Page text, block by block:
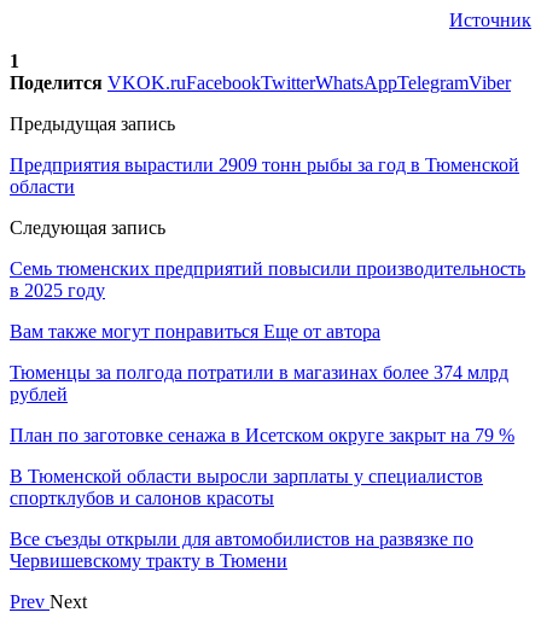
Источник
1
Поделится VKOK.ruFacebookTwitterWhatsAppTelegramViber
Предыдущая запись
Предприятия вырастили 2909 тонн рыбы за год в Тюменской
области
Следующая запись
Семь тюменских предприятий повысили производительность
в 2025 году
Вам также могут понравиться Еще от автора
Тюменцы за полгода потратили в магазинах более 374 млрд
рублей
План по заготовке сенажа в Исетском округе закрыт на 79 %
В Тюменской области выросли зарплаты у специалистов
спортклубов и салонов красоты
Все съезды открыли для автомобилистов на развязке по
Червишевскому тракту в Тюмени
Prev Next